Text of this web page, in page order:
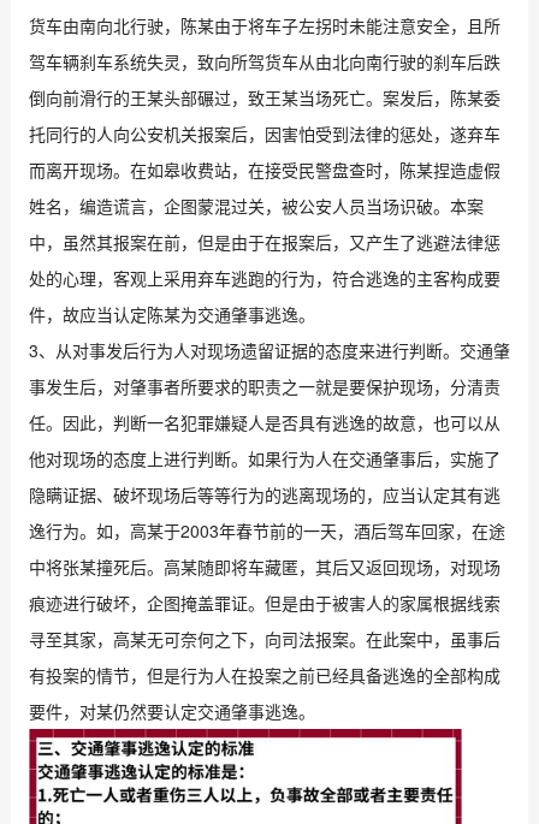
货车由南向北行驶，陈某由于将车子左拐时未能注意安全，且所
驾车辆刹车系统失灵，致向所驾货车从由北向南行驶的刹车后跌
倒向前滑行的王某头部碾过，致王某当场死亡。案发后，陈某委
托同行的人向公安机关报案后，因害怕受到法律的惩处，遂弃车
而离开现场。在如皋收费站，在接受民警盘查时，陈某捏造虚假
姓名，编造谎言，企图蒙混过关，被公安人员当场识破。本案
中，虽然其报案在前，但是由于在报案后，又产生了逃避法律惩
处的心理，客观上采用弃车逃跑的行为，符合逃逸的主客构成要
件，故应当认定陈某为交通肇事逃逸。
3、从对事发后行为人对现场遗留证据的态度来进行判断。交通肇
事发生后，对肇事者所要求的职责之一就是要保护现场，分清责
任。因此，判断一名犯罪嫌疑人是否具有逃逸的故意，也可以从
他对现场的态度上进行判断。如果行为人在交通肇事后，实施了
隐瞒证据、破坏现场后等等行为的逃离现场的，应当认定其有逃
逸行为。如，高某于2003年春节前的一天，酒后驾车回家，在途
中将张某撞死后。高某随即将车藏匿，其后又返回现场，对现场
痕迹进行破坏，企图掩盖罪证。但是由于被害人的家属根据线索
寻至其家，高某无可奈何之下，向司法报案。在此案中，虽事后
有投案的情节，但是行为人在投案之前已经具备逃逸的全部构成
要件，对某仍然要认定交通肇事逃逸。